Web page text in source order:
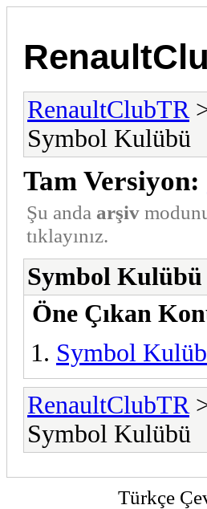
RenaultClubTR
Symbol Kulübü
Tam Versiyon:
Şu anda arşiv
tıklayınız.
Symbol Kulübü
Öne Çıkan
Symbol
RenaultClubTR
Symbol Kulübü
Türkçe